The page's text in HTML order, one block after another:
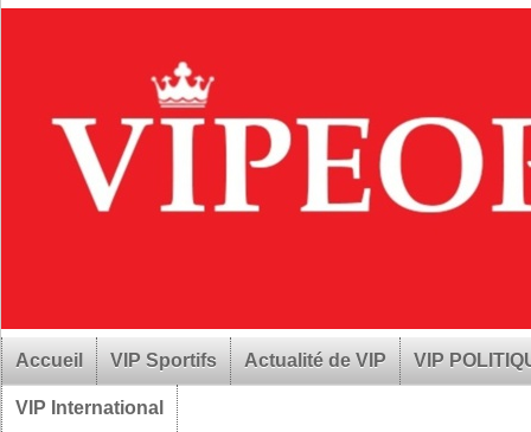
Accueil VIP Sportifs Actualité de VIP VIP
VIP International